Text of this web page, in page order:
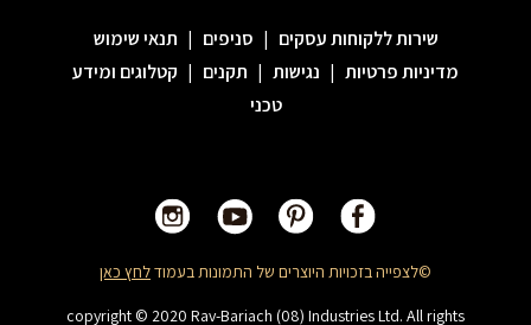
שירות ללקוחות עסקים | סניפים | תנאי שימוש
מדיניות פרטיות | נגישות | תקנים | קטלוגים ומידע
טכני
©לצפייה בזכויות היוצרים של התמונות בעמודלחץ כאן
copyright © 2020 Rav-Bariach (08) Industries Ltd. All rights